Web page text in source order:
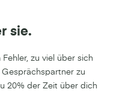
sie.
zu viel über sich
zu
20% der Zeit über dich